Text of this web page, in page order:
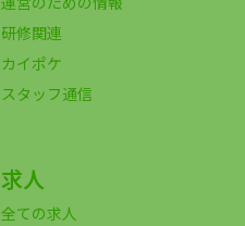
研修関連
カイポケ
スタッフ通信
求人
全ての求人